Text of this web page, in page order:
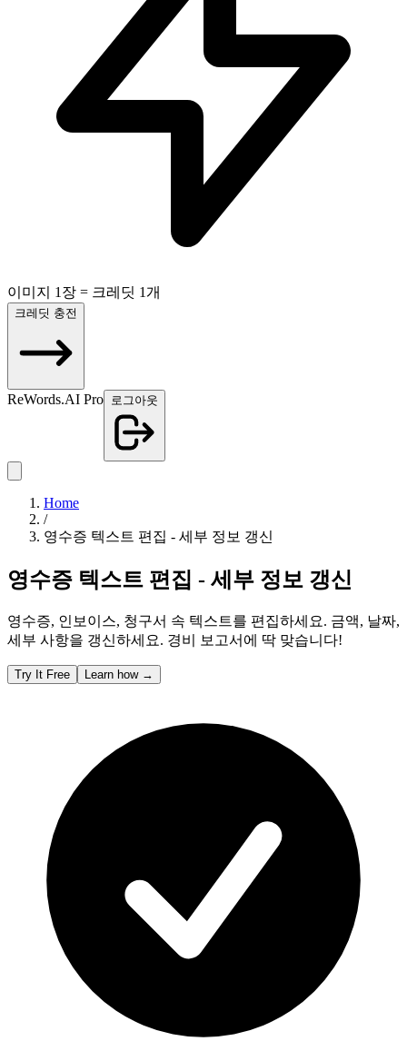
이미지 1장 = 크레딧 1개
크레딧 충전
ReWords.AI Pro 로그아웃
Home
/
영수증 텍스트 편집 - 세부 정보 갱신
영수증 텍스트 편집 - 세부 정보 갱신
영수증, 인보이스, 청구서 속 텍스트를 편집하세요. 금액, 날짜,
세부 사항을 갱신하세요. 경비 보고서에 딱 맞습니다!
Try It Free Learn how →